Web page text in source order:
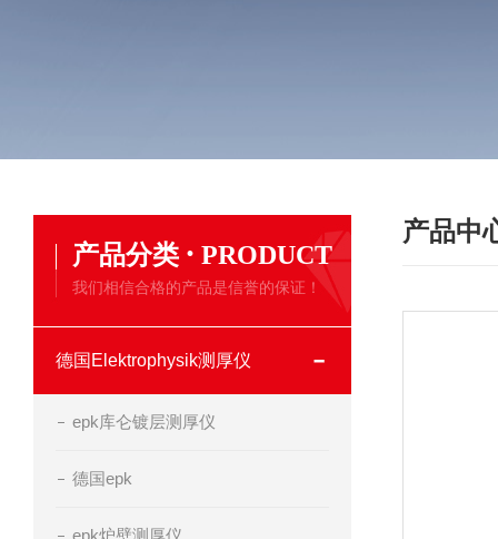
产品分类 · PRODUCT
我们相信合格的产品是信誉的保证！
德国Elektrophysik测厚仪
epk库仑镀层测厚仪
德国epk
epk炉壁测厚仪
产品中